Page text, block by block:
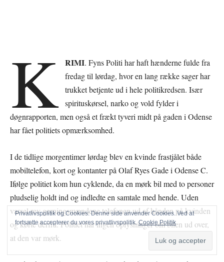
K RIMI. Fyns Politi har haft hænderne fulde fra
fredag til lørdag, hvor en lang række sager har
trukket betjente ud i hele politikredsen. Især
spirituskørsel, narko og vold fylder i
har fået politiets opmærksomhed.
I de tidlige morgentimer lørdag blev en kvinde frastjålet både
mobiltelefon, kort og kontanter på Olaf Ryes Gade i Odense C.
Ifølge politiet kom hun cyklende, da en mørk bil med to personer
pludselig holdt ind og indledte en samtale med hende. Uden
varsel rev gerningsmændene telefonen ud af hånden på kvinden
og kørte derfra. Politiet har ingen oplysninger om bilen ud over,
Privatlivspolitik og Cookies: Denne side anvender Cookies. Ved at
fortsætte accepterer du vores privatlivspolitik.Cookie Politik